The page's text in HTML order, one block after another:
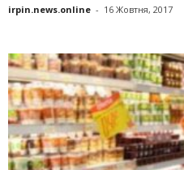
irpin.news.online - 16 Жовтня, 2017